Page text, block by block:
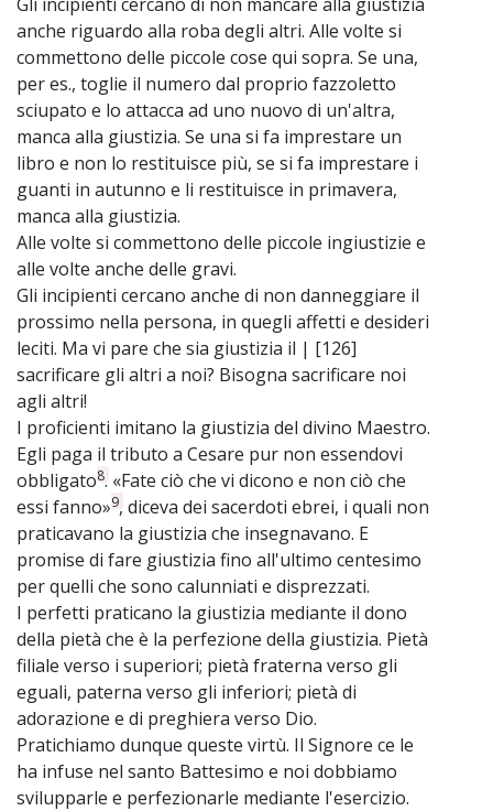
anche riguardo alla roba degli altri. Alle volte si
commettono delle piccole cose qui sopra. Se una,
per es., toglie il numero dal proprio fazzoletto
sciupato e lo attacca ad uno nuovo di un'altra,
manca alla giustizia. Se una si fa imprestare un
libro e non lo restituisce più, se si fa imprestare i
guanti in autunno e li restituisce in primavera,
manca alla giustizia.
Alle volte si commettono delle piccole ingiustizie e
alle volte anche delle gravi.
Gli incipienti cercano anche di non danneggiare il
prossimo nella persona, in quegli affetti e desideri
leciti. Ma vi pare che sia giustizia il | [126]
sacrificare gli altri a noi? Bisogna sacrificare noi
agli altri!
I proficienti imitano la giustizia del divino Maestro.
Egli paga il tributo a Cesare pur non essendovi
obbligato8. «Fate ciò che vi dicono e non ciò che
essi fanno»9, diceva dei sacerdoti ebrei, i quali non
praticavano la giustizia che insegnavano. E
promise di fare giustizia fino all'ultimo centesimo
per quelli che sono calunniati e disprezzati.
I perfetti praticano la giustizia mediante il dono
della pietà che è la perfezione della giustizia. Pietà
filiale verso i superiori; pietà fraterna verso gli
eguali, paterna verso gli inferiori; pietà di
adorazione e di preghiera verso Dio.
Pratichiamo dunque queste virtù. Il Signore ce le
ha infuse nel santo Battesimo e noi dobbiamo
svilupparle e perfezionarle mediante l'esercizio.